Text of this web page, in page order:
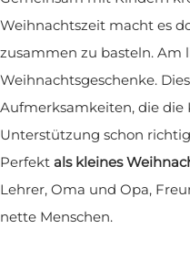
Weihnachtszeit macht es
zusammen zu basteln. Am
Weihnachtsgeschenke.
Aufmerksamkeiten, die die
Unterstützung schon
Perfekt als kleines
Lehrer, Oma und Opa,
nette Menschen.